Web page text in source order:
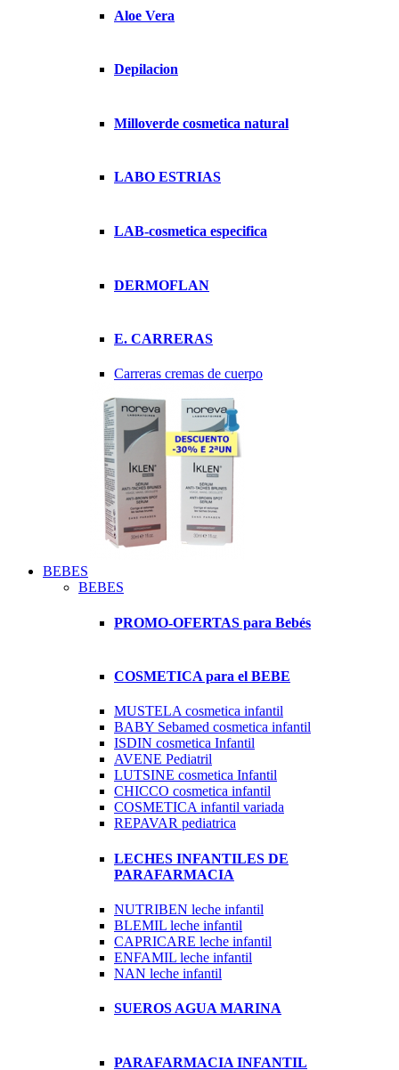
Aloe Vera
Depilacion
Milloverde cosmetica natural
LABO ESTRIAS
LAB-cosmetica especifica
DERMOFLAN
E. CARRERAS
Carreras cremas de cuerpo
BEBES
BEBES
PROMO-OFERTAS para Bebés
COSMETICA para el BEBE
MUSTELA cosmetica infantil
BABY Sebamed cosmetica infantil
ISDIN cosmetica Infantil
AVENE Pediatril
LUTSINE cosmetica Infantil
CHICCO cosmetica infantil
COSMETICA infantil variada
REPAVAR pediatrica
LECHES INFANTILES DE
PARAFARMACIA
NUTRIBEN leche infantil
BLEMIL leche infantil
CAPRICARE leche infantil
ENFAMIL leche infantil
NAN leche infantil
SUEROS AGUA MARINA
PARAFARMACIA INFANTIL